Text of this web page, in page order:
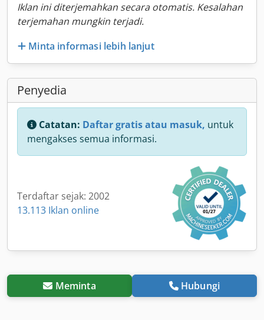
Iklan ini diterjemahkan secara otomatis. Kesalahan
terjemahan mungkin terjadi.
Minta informasi lebih lanjut
Penyedia
Catatan: Daftar gratis atau masuk, untuk
mengakses semua informasi.
Terdaftar sejak: 2002
13.113 Iklan online
Meminta Hubungi